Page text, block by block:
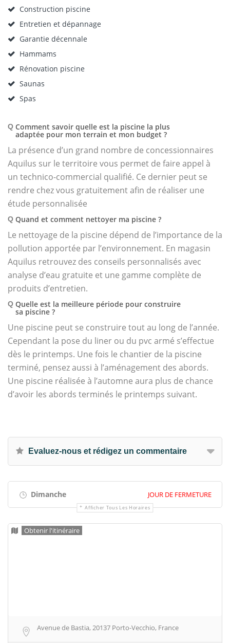
Construction piscine
Entretien et dépannage
Garantie décennale
Hammams
Rénovation piscine
Saunas
Spas
Q Comment savoir quelle est la piscine la plus
adaptée pour mon terrain et mon budget ?
La présence d’un grand nombre de concessionnaires
Aquilus sur le territoire vous permet de faire appel à
un technico-commercial qualifié. Ce dernier peut se
rendre chez vous gratuitement afin de réaliser une
étude personnalisée
Q Quand et comment nettoyer ma piscine ?
Le nettoyage de la piscine dépend de l’importance de la
pollution apportée par l’environnement. En magasin
Aquilus retrouvez des conseils personnalisés avec
analyse d’eau gratuite et une gamme complète de
produits d’entretien.
Q Quelle est la meilleure période pour construire
sa piscine ?
Une piscine peut se construire tout au long de l’année.
Cependant la pose du liner ou du pvc armé s’effectue
dès le printemps. Une fois le chantier de la piscine
terminé, pensez aussi à l’aménagement des abords.
Une piscine réalisée à l’automne aura plus de chance
d’avoir les abords terminés le printemps suivant.
Evaluez-nous et rédigez un commentaire
Dimanche JOUR DE FERMETURE
Afficher Tous Les Horaires
Obtenir l'itinéraire
Avenue de Bastia, 20137 Porto-Vecchio, France